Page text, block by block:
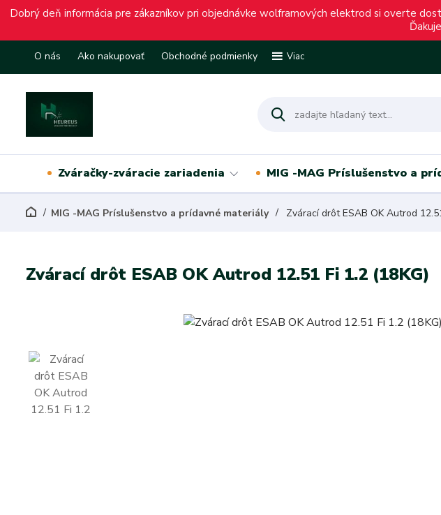
Dobrý deň informácia pre zákazníkov pri objednávke wolframových elektrod si overte
O nás Ako nakupovať Obchodné podmienky Viac
Zváračky-zváracie zariadenia MIG -MAG Príslušenstvo a
MIG -MAG Príslušenstvo a prídavné materiály Zvárací drôt ESAB OK Autrod
Zvárací drôt ESAB OK Autrod 12.51 Fi 1.2 (18KG)